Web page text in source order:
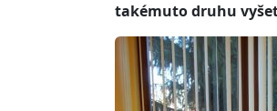
takémuto druhu